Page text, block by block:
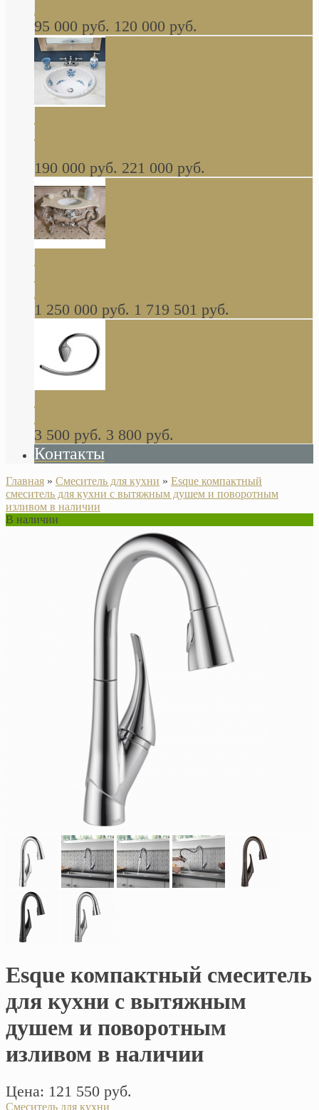
навесное КОМПЛЕКТ
95 000 руб. 120 000 руб.
Decorated Bathroom раковина овальная
встраиваемая для ванной с рисунком синяя
роза В НАЛИЧИИ
190 000 руб. 221 000 руб.
стиле барокко, из массива дерева, светло
коричневый матовый окрас + серебро
1 250 000 руб. 1 719 501 руб.
Khala Colombo аксессуары (серия) В
НАЛИЧИИ
3 500 руб. 3 800 руб.
Контакты
Главная » Смеситель для кухни » Esque компактный
смеситель для кухни с вытяжным душем и поворотным
изливом в наличии
В наличии
Esque компактный смеситель
для кухни с вытяжным
душем и поворотным
изливом в наличии
Цена: 121 550 руб.
Смеситель для кухни